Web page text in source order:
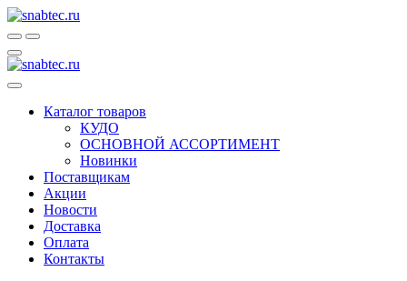
Каталог товаров
КУДО
ОСНОВНОЙ АССОРТИМЕНТ
Новинки
Поставщикам
Акции
Новости
Доставка
Оплата
Контакты